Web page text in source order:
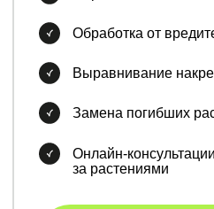
Обработка от
Выравнивание
Замена погибших
Онлайн-
за растениями